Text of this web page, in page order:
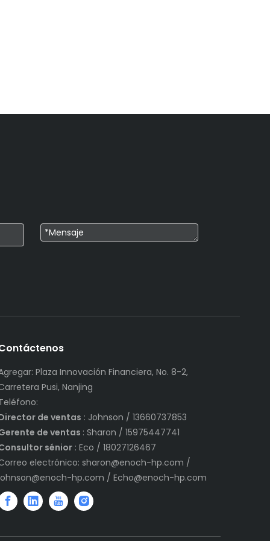
Plaza Innovación Financiera, No. 8-2,
Pusi, Nanjing
de ventas : Johnson / 13660737853
de ventas : Sharon / 15975447741
sénior: Eco / 18027126467
electrónico: sharon@enoch-hp.com /
hp.com / Echo@enoch-hp.com